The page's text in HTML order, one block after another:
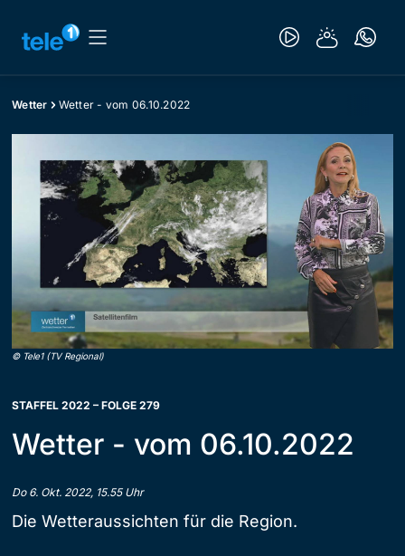
Wetter Wetter - vom 06.10.2022
© Tele1 (TV Regional)
STAFFEL 2022 – FOLGE 279
Wetter - vom 06.10.2022
Do 6. Okt. 2022, 15.55 Uhr
Die Wetteraussichten für die Region.